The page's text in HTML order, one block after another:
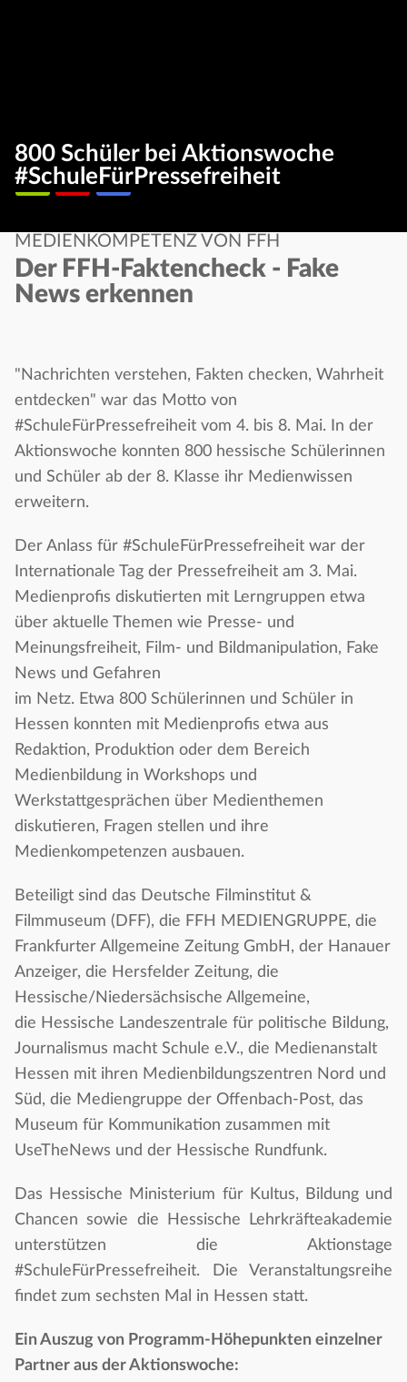
800 Schüler bei Aktionswoche
#SchuleFürPressefreiheit
MEDIENKOMPETENZ VON FFH
Der FFH-Faktencheck - Fake
News erkennen
"Nachrichten verstehen, Fakten checken, Wahrheit
entdecken" war das Motto von
#SchuleFürPressefreiheit vom 4. bis 8. Mai. In der
Aktionswoche konnten 800 hessische Schülerinnen
und Schüler ab der 8. Klasse ihr Medienwissen
erweitern.
Der Anlass für #SchuleFürPressefreiheit war der
Internationale Tag der Pressefreiheit am 3. Mai.
Medienprofis diskutierten mit Lerngruppen etwa
über aktuelle Themen wie Presse- und
Meinungsfreiheit, Film- und Bildmanipulation, Fake
News und Gefahren
im Netz. Etwa 800 Schülerinnen und Schüler in
Hessen konnten mit Medienprofis etwa aus
Redaktion, Produktion oder dem Bereich
Medienbildung in Workshops und
Werkstattgesprächen über Medienthemen
diskutieren, Fragen stellen und ihre
Medienkompetenzen ausbauen.
Beteiligt sind das Deutsche Filminstitut &
Filmmuseum (DFF), die FFH MEDIENGRUPPE, die
Frankfurter Allgemeine Zeitung GmbH, der Hanauer
Anzeiger, die Hersfelder Zeitung, die
Hessische/Niedersächsische Allgemeine,
die Hessische Landeszentrale für politische Bildung,
Journalismus macht Schule e.V., die Medienanstalt
Hessen mit ihren Medienbildungszentren Nord und
Süd, die Mediengruppe der Offenbach-Post, das
Museum für Kommunikation zusammen mit
UseTheNews und der Hessische Rundfunk.
Das Hessische Ministerium für Kultus, Bildung und
Chancen sowie die Hessische Lehrkräfteakademie
unterstützen die Aktionstage
#SchuleFürPressefreiheit. Die Veranstaltungsreihe
findet zum sechsten Mal in Hessen statt.
Ein Auszug von Programm-Höhepunkten einzelner
Partner aus der Aktionswoche: